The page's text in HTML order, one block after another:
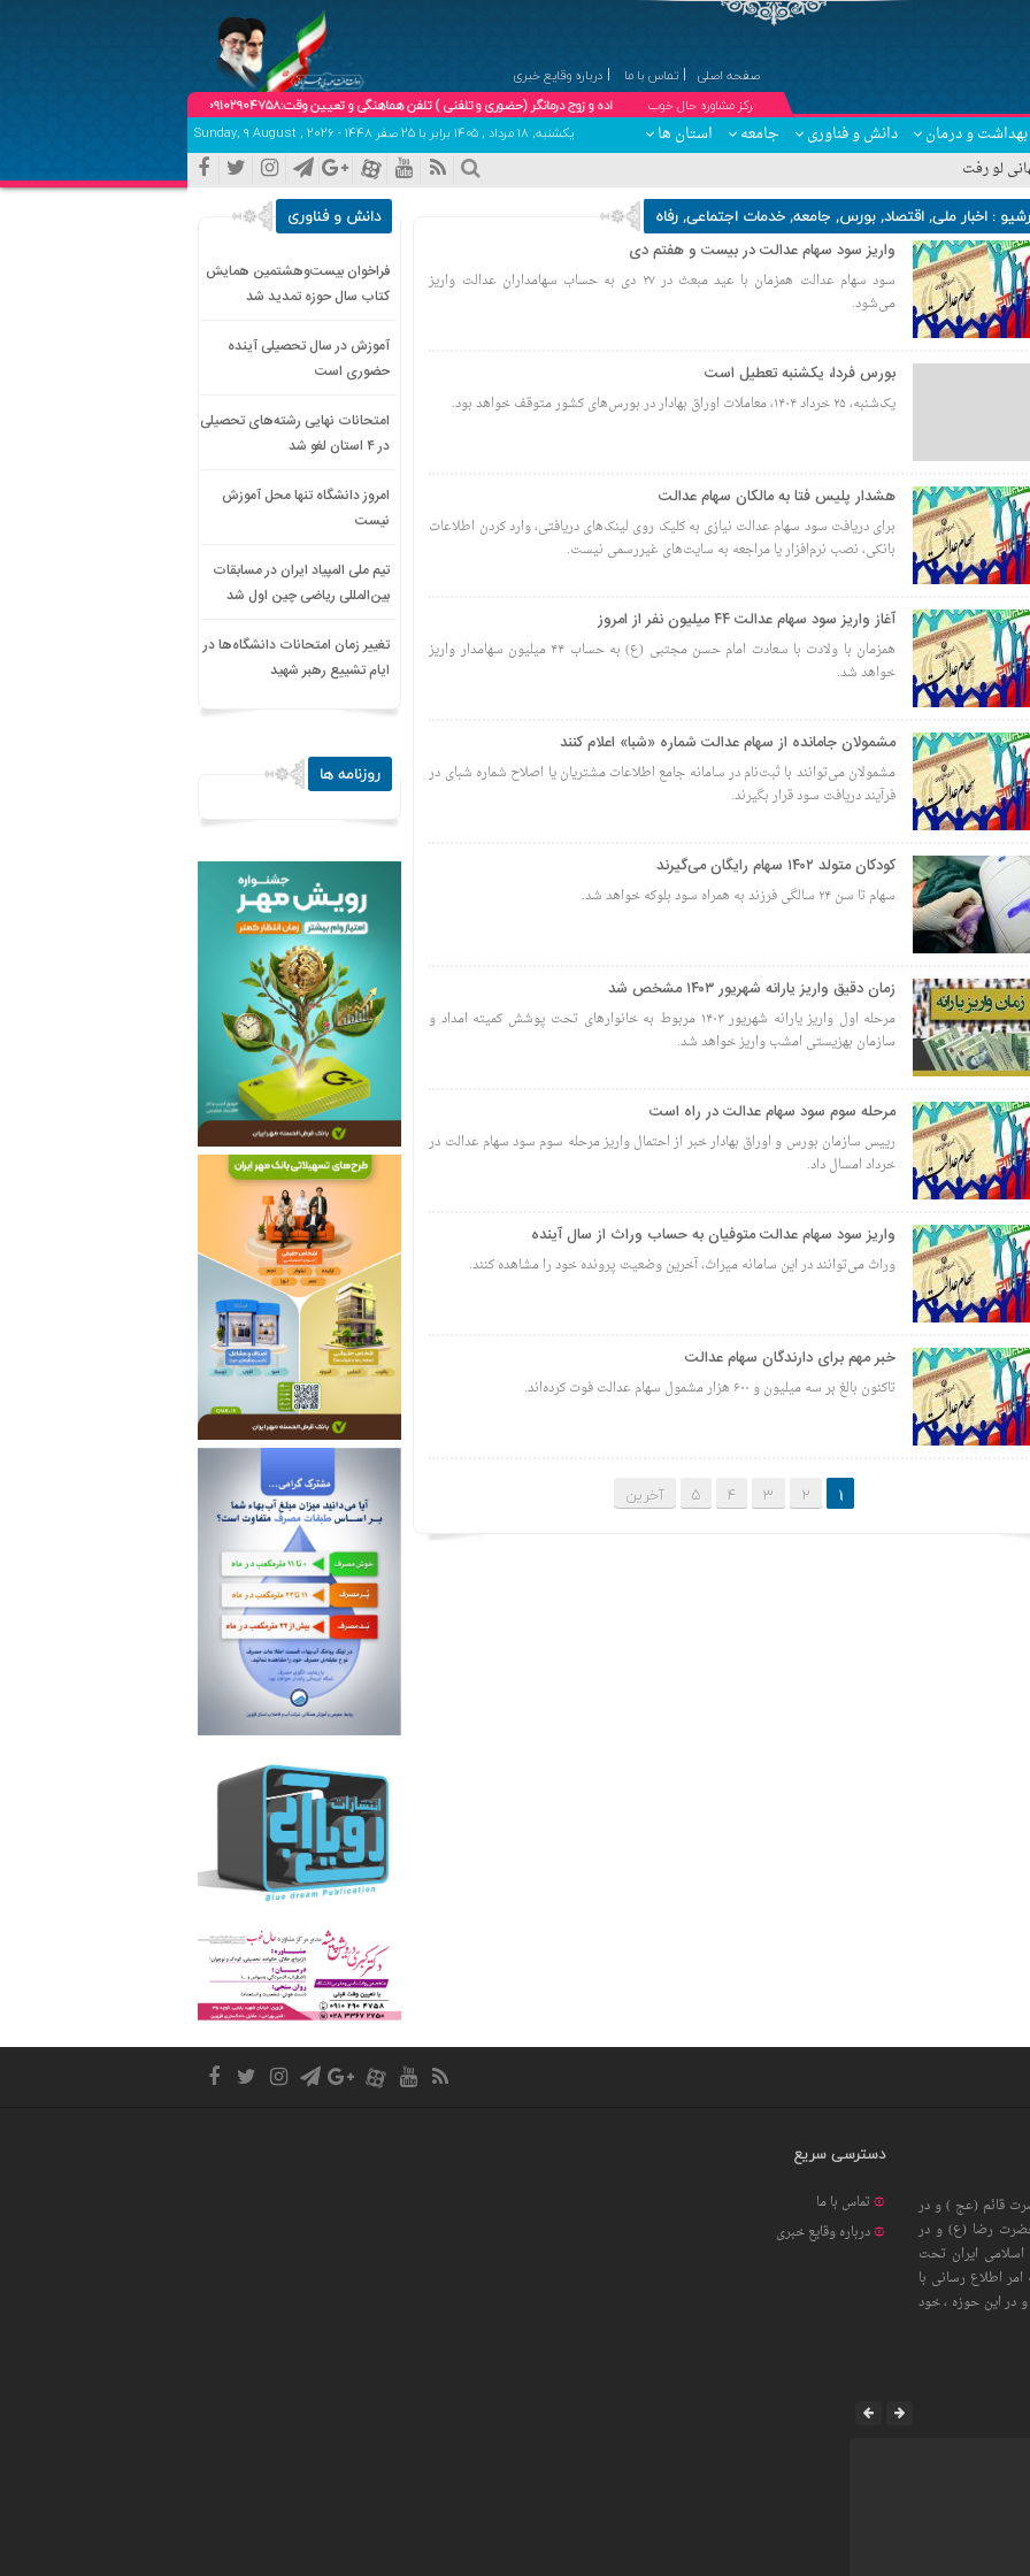
صفحه اصلی تماس با ما
درباره وقایع خبری
۞مرکز مشاوره حال خوب
دکتر کبری درویش پیشه ؛ مشاور خانواده و زوج درمانگر (حضوری و تلفنی ) تلفن هماهنگی و تعیین وقت:09102904758
بهداشت و درمان دانش و فناوری جامعه استان ها یکشنبه, ۱۸ مرداد , ۱۴۰۵ برابر با 25 صفر 1448 - Sunday, 9 August , 2026
: اخبار ملی,اقتصاد,بورس, جامعه,خدمات اجتماعی,رفاه
واریز سود سهام عدالت در بیست و هفتم دی
سود سهام عدالت همزمان با عید مبعث در ۲۷ دی به حساب سهامداران عدالت واریز
می‌شود.
بورس فردا، یکشنبه تعطیل است
یک‌شنبه، ۲۵ خرداد ۱۴۰۴، معاملات اوراق بهادار در بورس‌های کشور متوقف خواهد بود.
هشدار پلیس فتا به مالکان سهام عدالت
برای دریافت سود سهام عدالت نیازی به کلیک روی لینک‌های دریافتی، وارد کردن اطلاعات
بانکی، نصب نرم‌افزار یا مراجعه به سایت‌های غیررسمی نیست.
آغاز واریز سود سهام عدالت ۴۴ میلیون نفر از امروز
همزمان با ولادت با سعادت امام حسن مجتبی (ع) به حساب ۴۴ میلیون سهامدار واریز
خواهد شد.
مشمولان جامانده از سهام عدالت شماره «شبا» اعلام کنند
مشمولان می‌توانند با ثبت‌نام در سامانه جامع اطلاعات مشتریان یا اصلاح شماره شبای در
فرآیند دریافت سود قرار بگیرند.
کودکان متولد ۱۴۰۲ سهام رایگان می‌گیرند
سهام تا سن ۲۴ سالگی فرزند به همراه سود بلوکه خواهد شد.
زمان دقیق واریز یارانه شهریور ۱۴۰۳ مشخص شد
مرحله اول واریز یارانه شهریور ۱۴۰۳ مربوط به خانوار‌های تحت پوشش کمیته امداد و
سازمان بهزیستی امشب واریز خواهد شد.
مرحله سوم سود سهام عدالت در راه است
رییس سازمان بورس و اوراق بهادار خبر از احتمال واریز مرحله سوم سود سهام عدالت در
خرداد امسال داد.
واریز سود سهام عدالت متوفیان به حساب وراث از سال آینده
وراث می‌توانند در این سامانه میراث، آخرین وضعیت پرونده خود را مشاهده کنند.
خبر مهم برای دارندگان سهام عدالت
تاکنون بالغ بر سه میلیون و ۶۰۰ هزار مشمول سهام عدالت فوت کرده‌اند.
1
2
3
4
5 آخرین
دانش و فناوری
فراخوان بیست‌وهشتمین همایش
کتاب سال حوزه تمدید شد
آموزش در سال تحصیلی آینده
حضوری است
امتحانات نهایی رشته‌های تحصیلی
در ۴ استان لغو شد
امروز دانشگاه تنها محل آموزش
نیست
تیم ملی المپیاد ایران در مسابقات
بین‌المللی ریاضی چین اول شد
تغییر زمان امتحانات دانشگاه‌ها در
ایام تشییع رهبر شهید
روزنامه ها
قائم (عج ) و در
رضا (ع) و در
ایران تحت
اطلاع رسانی با
در این حوزه ، خود
دسترسی سریع
تماس با ما
درباره وقایع خبری